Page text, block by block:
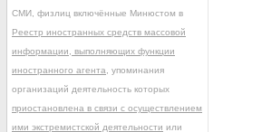
СМИ, физлиц включённые Минюстом в
Реестр иностранных средств массовой
информации, выполняющих функции
иностранного агента , упоминания
организаций деятельность которых
приостановлена в связи с осуществлением
ими экстремистской деятельности или